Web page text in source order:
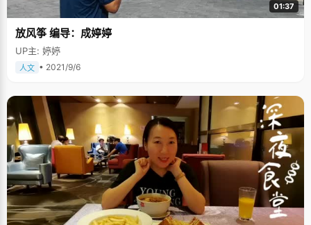
01:37
放风筝 编导：成婷婷
UP主: 婷婷
人文 • 2021/9/6